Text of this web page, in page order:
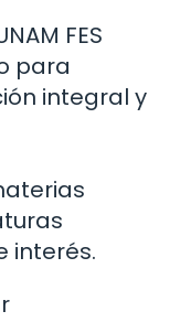
FES
para
integral y
interés.